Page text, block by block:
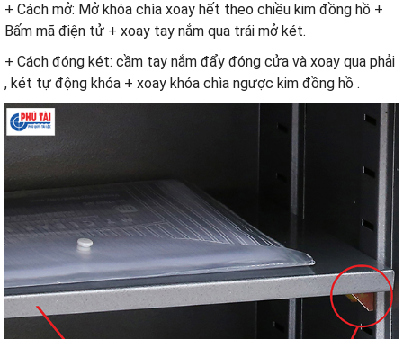
+ Cách mở: Mở khóa chìa xoay hết theo chiều kim đồng hồ +
Bấm mã điện tử + xoay tay nắm qua trái mở két.
+ Cách đóng két: cầm tay nắm đẩy đóng cửa và xoay qua phải
, két tự động khóa + xoay khóa chìa ngược kim đồng hồ .